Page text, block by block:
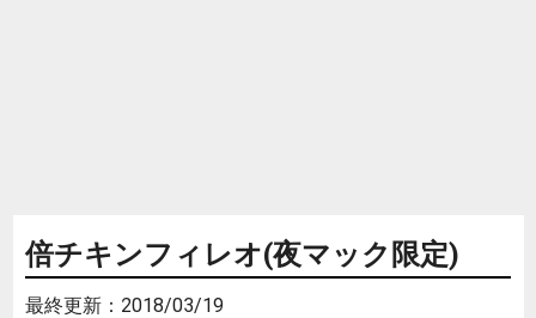
倍チキンフィレオ(夜マック限定)
最終更新： 2018/03/19